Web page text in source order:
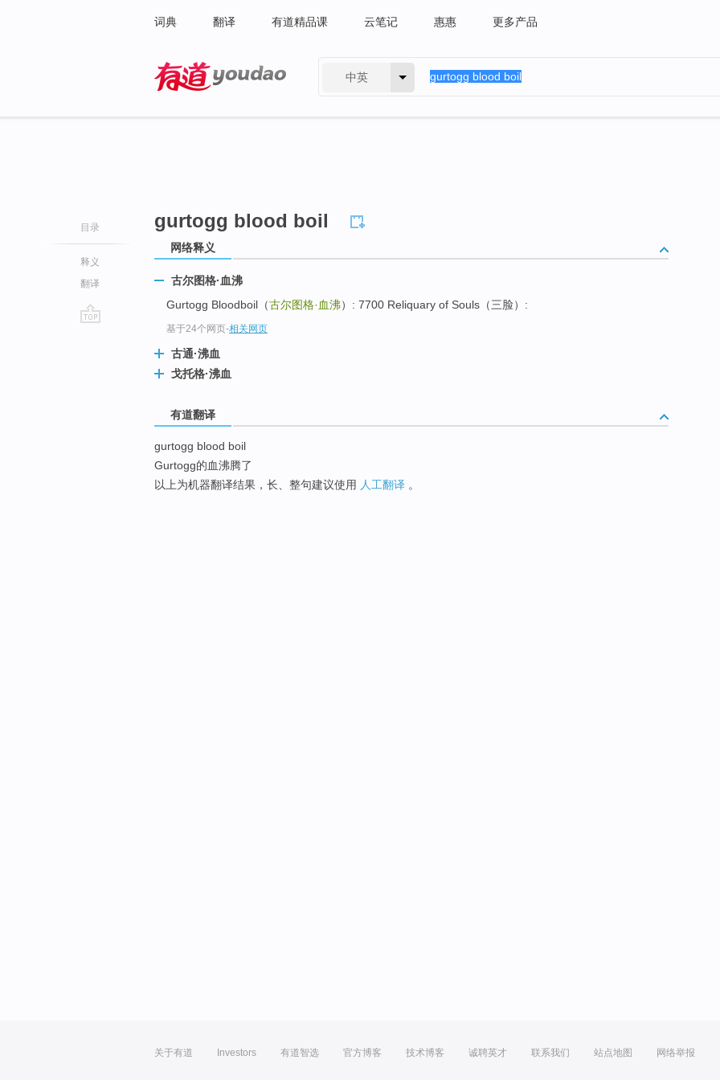
词典 翻译 有道精品课 云笔记 惠惠 更多产品
中英
目录
释义
翻译
gurtogg blood boil
网络释义
古尔图格·血沸
Gurtogg Bloodboil（古尔图格·血沸）: 7700 Reliquary of Souls（三脸）:
基于24个网页-相关网页
古通·沸血
戈托格·沸血
有道翻译
gurtogg blood boil
Gurtogg的血沸腾了
以上为机器翻译结果，长、整句建议使用 人工翻译 。
关于有道 Investors 有道智选 官方博客 技术博客 诚聘英才 联系我们 站点地图 网络举报